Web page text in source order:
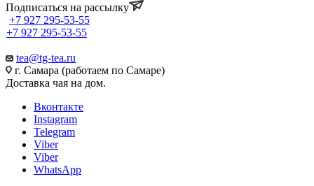
Подписаться на рассылку
+7 927 295-53-55
+7 927 295-53-55
tea@tg-tea.ru
г. Самара (работаем по Самаре)
Доставка чая на дом.
Вконтакте
Instagram
Telegram
Viber
Viber
WhatsApp